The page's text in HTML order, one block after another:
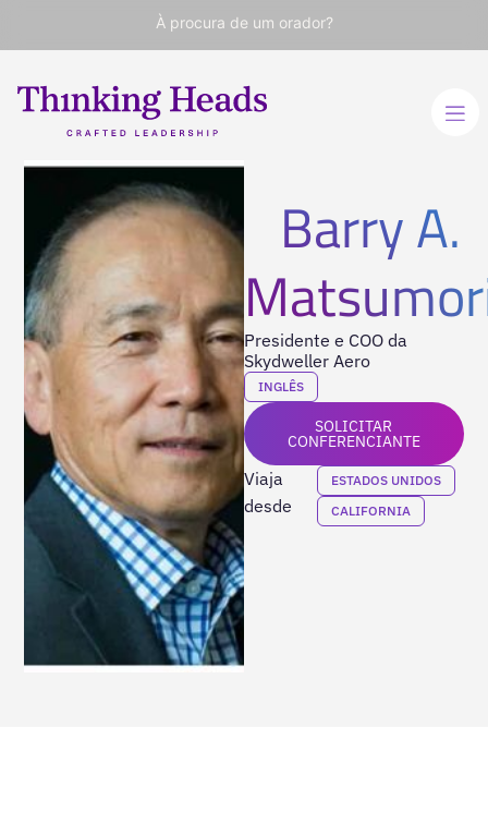
À procura de um orador?
Barry A.
Presidente e COO da
Skydweller Aero
INGLÊS
SOLICITAR
CONFERENCIANTE
Viaja
desde
ESTADOS UNIDOS
CALIFORNIA